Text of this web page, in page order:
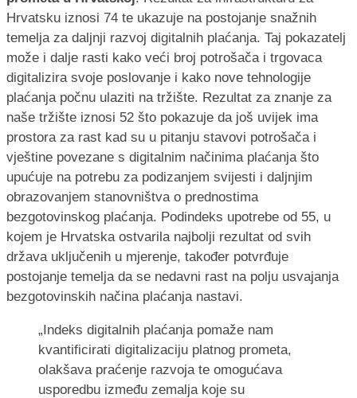
Hrvatsku iznosi 74 te ukazuje na postojanje snažnih
temelja za daljnji razvoj digitalnih plaćanja. Taj pokazatelj
može i dalje rasti kako veći broj potrošača i trgovaca
digitalizira svoje poslovanje i kako nove tehnologije
plaćanja počnu ulaziti na tržište. Rezultat za znanje za
naše tržište iznosi 52 što pokazuje da još uvijek ima
prostora za rast kad su u pitanju stavovi potrošača i
vještine povezane s digitalnim načinima plaćanja što
upućuje na potrebu za podizanjem svijesti i daljnjim
obrazovanjem stanovništva o prednostima
bezgotovinskog plaćanja. Podindeks upotrebe od 55, u
kojem je Hrvatska ostvarila najbolji rezultat od svih
država uključenih u mjerenje, također potvrđuje
postojanje temelja da se nedavni rast na polju usvajanja
bezgotovinskih načina plaćanja nastavi.
„Indeks digitalnih plaćanja pomaže nam
kvantificirati digitalizaciju platnog prometa,
olakšava praćenje razvoja te omogućava
usporedbu između zemalja koje su